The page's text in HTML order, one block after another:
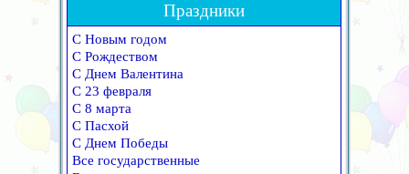
Праздники
С Новым годом
С Рождеством
С Днем Валентина
С 23 февраля
С 8 марта
С Пасхой
С Днем Победы
Все государственные